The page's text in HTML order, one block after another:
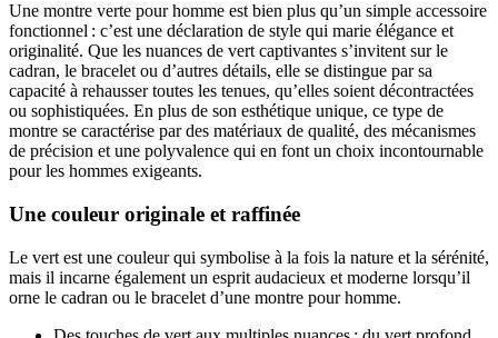
Une montre verte pour homme est bien plus qu’un simple accessoire
fonctionnel : c’est une déclaration de style qui marie élégance et
originalité. Que les nuances de vert captivantes s’invitent sur le
cadran, le bracelet ou d’autres détails, elle se distingue par sa
capacité à rehausser toutes les tenues, qu’elles soient décontractées
ou sophistiquées. En plus de son esthétique unique, ce type de
montre se caractérise par des matériaux de qualité, des mécanismes
de précision et une polyvalence qui en font un choix incontournable
pour les hommes exigeants.
Une couleur originale et raffinée
Le vert est une couleur qui symbolise à la fois la nature et la sérénité,
mais il incarne également un esprit audacieux et moderne lorsqu’il
orne le cadran ou le bracelet d’une montre pour homme.